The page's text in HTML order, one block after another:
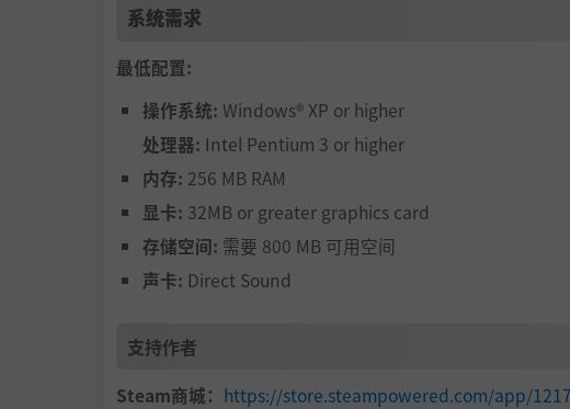
系统需求
最低配置:
操作系统: Windows® XP or higher
处理器: Intel Pentium 3 or higher
内存: 256 MB RAM
显卡: 32MB or greater graphics card
存储空间: 需要 800 MB 可用空间
声卡: Direct Sound
支持作者
Steam商城： https://store.steampowered.com/app/